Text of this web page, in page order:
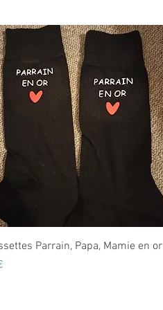
Aperçu rapide
Parrain, Papa, Mamie en or